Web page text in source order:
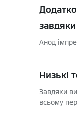
Анод
Низькі
Завдяки
всьому